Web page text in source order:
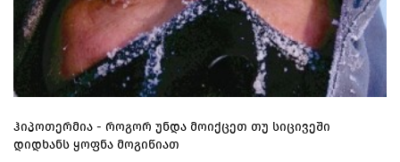
ჰიპოთერმია - როგორ უნდა მოიქცეთ თუ სიცივეში
დიდხანს ყოფნა მოგიწიათ